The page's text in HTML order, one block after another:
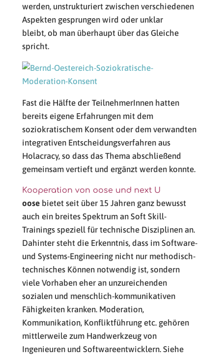
werden, unstrukturiert zwischen verschiedenen
Aspekten gesprungen wird oder unklar
bleibt, ob man überhaupt über das Gleiche
spricht.
Fast die Hälfte der TeilnehmerInnen hatten
bereits eigene Erfahrungen mit dem
soziokratischem Konsent oder dem verwandten
integrativen Entscheidungsverfahren aus
Holacracy, so dass das Thema abschließend
gemeinsam vertieft und ergänzt werden konnte.
Kooperation von oose und next U
oosebietet seit über 15 Jahren ganz bewusst
auch ein breites Spektrum an Soft Skill-
Trainings speziell für technische Disziplinen an.
Dahinter steht die Erkenntnis, dass im Software-
und Systems-Engineering nicht nur methodisch-
technisches Können notwendig ist, sondern
viele Vorhaben eher an unzureichenden
sozialen und menschlich-kommunikativen
Fähigkeiten kranken. Moderation,
Kommunikation, Konfliktführung etc. gehören
mittlerweile zum Handwerkzeug von
Ingenieuren und Softwareentwicklern. Siehe